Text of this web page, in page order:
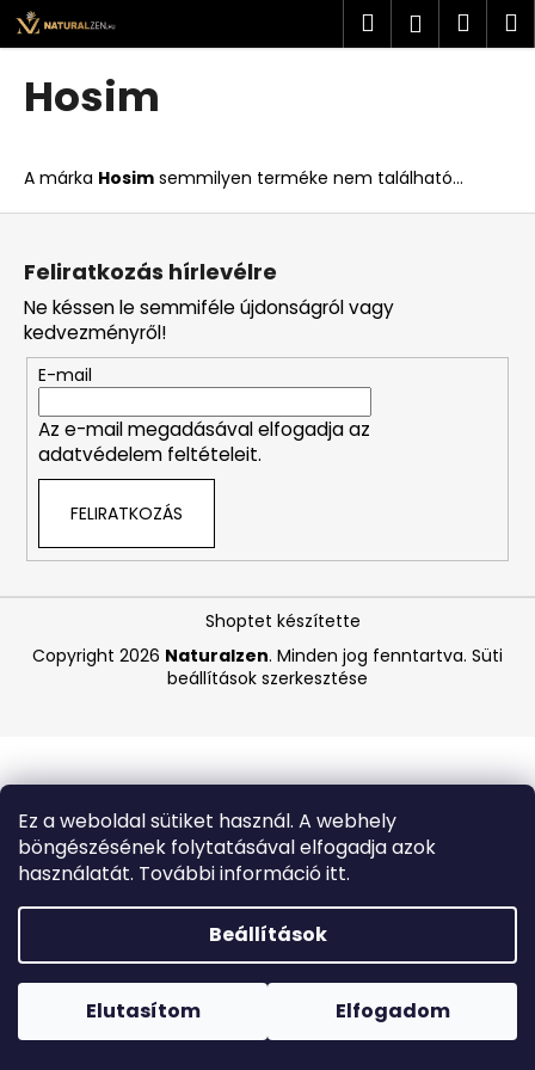
Ez a weboldal sütiket használ. A webhely
böngészésének folytatásával elfogadja azok
használatát. További információ itt.
Beállítások
Elutasítom Elfogadom
Ugrás
fő
tartalomhoz
Forró napokon nem javasoljuk a csomagautomatákba
történő kézbesítést. A magas hőmérsékletre érzékeny
termékek átvételkor nem biztos, hogy optimális állapotban
Keresés
Hosim
A márka Hosim semmilyen terméke nem található...
K
o
i
t
k
e
r
e
s
?
A
á
u
k
LA
ROCHE-
POSAY
SZÉRUM
ÉRZÉKENY
ML
L
Feliratkozás hírlevélre
Ne késsen le semmiféle újdonságról vagy
kedvezményről!
E-mail
Az e-mail megadásával elfogadja az
adatvédelem feltételeit.
FELIRATKOZÁS
Shoptet készítette
Copyright 2026 Naturalzen. Minden jog fenntartva. Süti
beállítások szerkesztése